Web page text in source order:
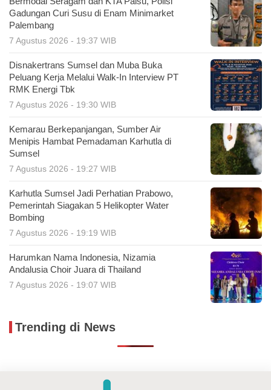
Gadungan Curi Susu di Enam Minimarket
Palembang
7 Agustus 2026 - 19:37 WIB
Disnakertrans Sumsel dan Muba Buka
Peluang Kerja Melalui Walk-In Interview PT
RMK Energi Tbk
7 Agustus 2026 - 19:30 WIB
Kemarau Berkepanjangan, Sumber Air
Menipis Hambat Pemadaman Karhutla di
Sumsel
7 Agustus 2026 - 19:27 WIB
Karhutla Sumsel Jadi Perhatian Prabowo,
Pemerintah Siagakan 5 Helikopter Water
Bombing
7 Agustus 2026 - 19:19 WIB
Harumkan Nama Indonesia, Nizamia
Andalusia Choir Juara di Thailand
7 Agustus 2026 - 19:07 WIB
Trending di News